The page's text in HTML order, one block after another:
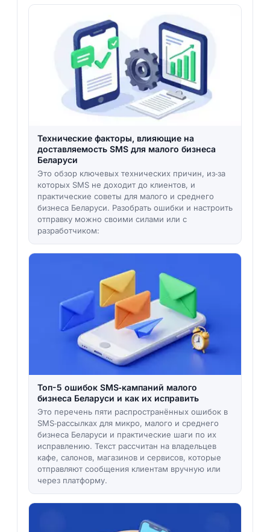
Технические факторы, влияющие на
доставляемость SMS для малого бизнеса
Беларуси
Это обзор ключевых технических причин, из‑за
которых SMS не доходит до клиентов, и
практические советы для малого и среднего
бизнеса Беларуси. Разобрать ошибки и настроить
отправку можно своими силами или с
разработчиком:
Топ-5 ошибок SMS‑кампаний малого
бизнеса Беларуси и как их исправить
Это перечень пяти распространённых ошибок в
SMS‑рассылках для микро, малого и среднего
бизнеса Беларуси и практические шаги по их
исправлению. Текст рассчитан на владельцев
кафе, салонов, магазинов и сервисов, которые
отправляют сообщения клиентам вручную или
через платформу.